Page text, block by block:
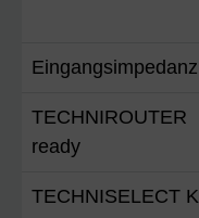
Eingangsimpedanz
TECHNIROUTER
ready
TECHNISELECT K